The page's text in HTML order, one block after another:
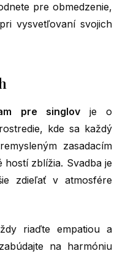
pre obmedzenie,
vysvetľovaní svojich
pre singlovje o
kde sa každý
zasadacím
hostí zblížia. Svadba je
zdieľať v atmosfére
riaďte empatiou a
na harmóniu